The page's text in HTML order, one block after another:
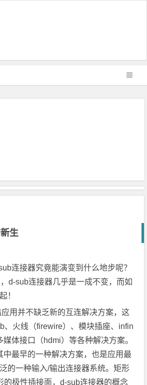
生
连接器究竟能演变到什么地步呢？
d-sub连接器几乎是一成不变，而如
！
并不缺乏新的互连解决方案，这
、火线（firewire）、模块插座、infin
体接口（hdmi）等各种解决方案。
中最早的一种解决方案，也是应用最
的一种输入/输出连接器系统。矩形
的极性插接面，d-sub连接器的概念